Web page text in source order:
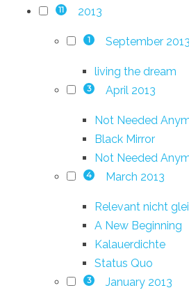
11 2013
1 September 2013
living the dream
3 April 2013
Not Needed
Black Mirror
Not Needed
4 March 2013
Relevant nicht
A New Beginning
Kalauerdichte
Status Quo
3 January 2013